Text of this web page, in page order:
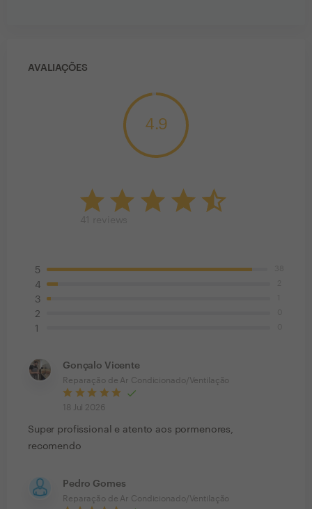
AVALIAÇÕES
4.9
5
4
3
2
1
Gonçalo Vicente
Reparação de Ar Condicionado/Ventilação
18 Jul 2026
Super profissional e atento aos pormenores,
recomendo
Pedro Gomes
Reparação de Ar Condicionado/Ventilação